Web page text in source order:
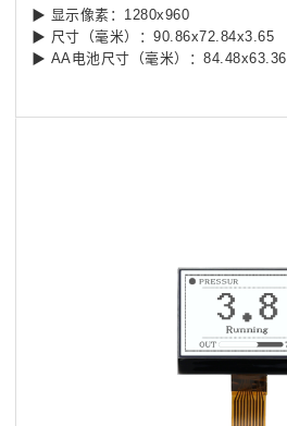
▶ 显示像素：1280x960
▶ 尺寸（毫米）：90.86x72.84x3.65
▶ AA电池尺寸（毫米）：84.48x63.36